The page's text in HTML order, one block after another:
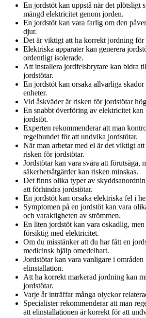
En jordstöt kan uppstå när det plötsligt
mängd elektricitet genom jorden.
En jordstöt kan vara farlig om den
djur.
Det är viktigt att ha korrekt jordning för
Elektriska apparater kan generera
ordentligt isolerade.
Att installera jordfelsbrytare kan bidra
jordstötar.
En jordstöt kan orsaka allvarliga skador
enheter.
Vid åskväder är risken för jordstötar
En snabbt överföring av elektricitet
jordstöt.
Experten rekommenderar att man
regelbundet för att undvika jordstötar.
När man arbetar med el är det viktigt
risken för jordstötar.
Jordstötar kan vara svåra att förutsäga,
säkerhetsåtgärder kan risken minskas.
Det finns olika typer av
att förhindra jordstötar.
En jordstöt kan orsaka elektriska fel i
Symptomen på en jordstöt kan vara
och varaktigheten av strömmen.
En liten jordstöt kan vara oskadlig,
försiktig med elektricitet.
Om du misstänker att du har fått en
medicinsk hjälp omedelbart.
Jordstötar kan vara vanligare i områden
elinstallation.
Att ha korrekt markerad jordning kan
jordstötar.
Varje år inträffar många olyckor
Specialister rekommenderar att man
att elinstallationen är korrekt för att